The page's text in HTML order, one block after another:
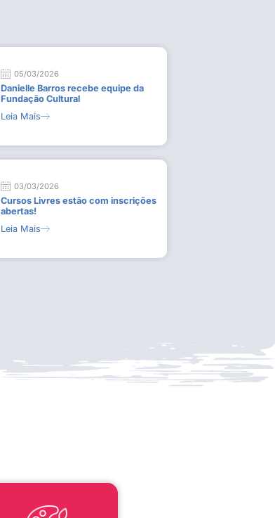
05/03/2026
Danielle Barros recebe equipe da
Fundação Cultural
Leia Mais
03/03/2026
Cursos Livres estão com inscrições
abertas!
Leia Mais
LEI ALDIR BLANC